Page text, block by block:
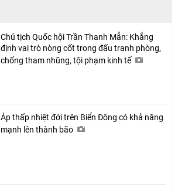
Chủ tịch Quốc hội Trần Thanh Mẫn: Khẳng
định vai trò nòng cốt trong đấu tranh phòng,
chống tham nhũng, tội phạm kinh tế
Áp thấp nhiệt đới trên Biển Đông có khả năng
mạnh lên thành bão